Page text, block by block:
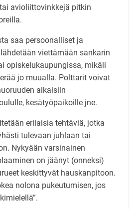
avioliittovinkkejä pitkin
saa persoonalliset ja
viettämään sankarin
opiskelukaupungissa, mikäli
jo muualla. Polttarit voivat
aikaisiin
kesätyöpaikoille jne.
erilaisia tehtäviä, jotka
tulevaan juhlaan tai
Nykyään varsinainen
on jäänyt (onneksi)
keskittyvät hauskanpitoon.
nolona pukeutumisen, jos